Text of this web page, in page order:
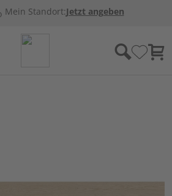
Mein Standort:Jetzt angeben